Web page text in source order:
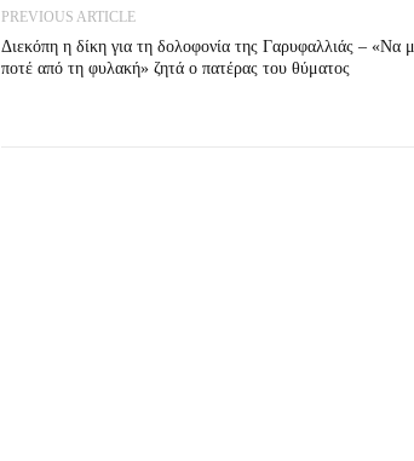
PREVIOUS ARTICLE
Διεκόπη η δίκη για τη δολοφονία της Γαρυφαλλιάς – «Να
ποτέ από τη φυλακή» ζητά ο πατέρας του θύματος